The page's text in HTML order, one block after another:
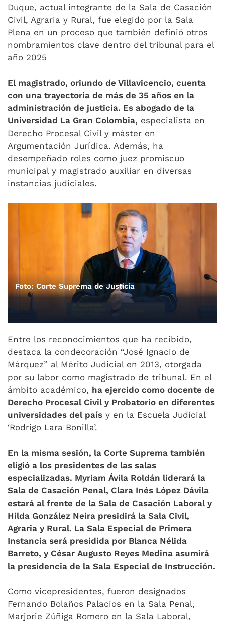
Duque, actual integrante de la Sala de Casación
Civil, Agraria y Rural, fue elegido por la Sala
Plena en un proceso que también definió otros
nombramientos clave dentro del tribunal para el
año 2025
El magistrado, oriundo de Villavicencio, cuenta
con una trayectoria de más de 35 años en la
administración de justicia. Es abogado de la
Universidad La Gran Colombia, especialista en
Derecho Procesal Civil y máster en
Argumentación Jurídica. Además, ha
desempeñado roles como juez promiscuo
municipal y magistrado auxiliar en diversas
instancias judiciales.
Foto: Corte Suprema de Justicia
Entre los reconocimientos que ha recibido,
destaca la condecoración “José Ignacio de
Márquez” al Mérito Judicial en 2013, otorgada
por su labor como magistrado de tribunal. En el
ámbito académico, ha ejercido como docente de
Derecho Procesal Civil y Probatorio en diferentes
universidades del país y en la Escuela Judicial
‘Rodrigo Lara Bonilla’.
En la misma sesión, la Corte Suprema también
eligió a los presidentes de las salas
especializadas. Myriam Ávila Roldán liderará la
Sala de Casación Penal, Clara Inés López Dávila
estará al frente de la Sala de Casación Laboral y
Hilda González Neira presidirá la Sala Civil,
Agraria y Rural. La Sala Especial de Primera
Instancia será presidida por Blanca Nélida
Barreto, y César Augusto Reyes Medina asumirá
la presidencia de la Sala Especial de Instrucción.
Como vicepresidentes, fueron designados
Fernando Bolaños Palacios en la Sala Penal,
Marjorie Zúñiga Romero en la Sala Laboral,